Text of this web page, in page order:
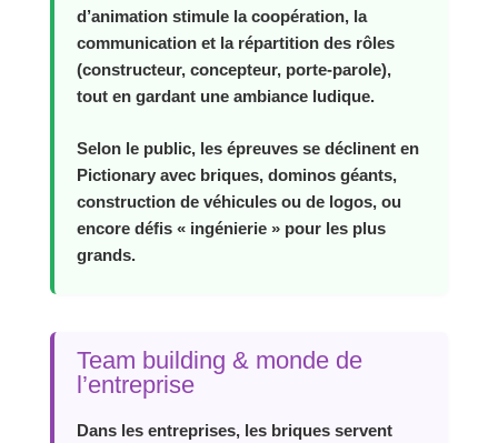
d’animation stimule la coopération, la
communication et la répartition des rôles
(constructeur, concepteur, porte‑parole),
tout en gardant une ambiance ludique.
Selon le public, les épreuves se déclinent en
Pictionary avec briques, dominos géants,
construction de véhicules ou de logos, ou
encore défis « ingénierie » pour les plus
grands.
Team building & monde de
l’entreprise
Dans les entreprises, les briques servent